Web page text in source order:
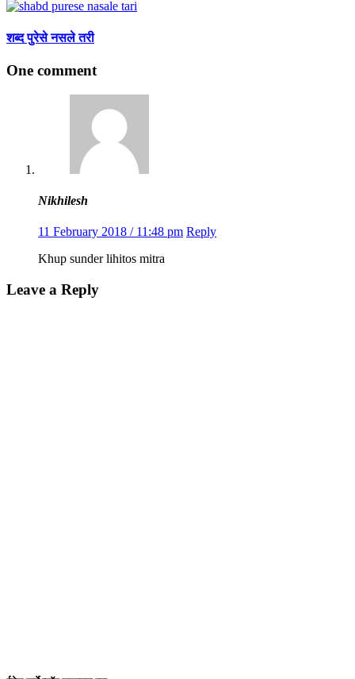
शब्द पुरेसे नसले तरी
One comment
Nikhilesh
11 February 2018 / 11:48 pm Reply
Khup sunder lihitos mitra
Leave a Reply